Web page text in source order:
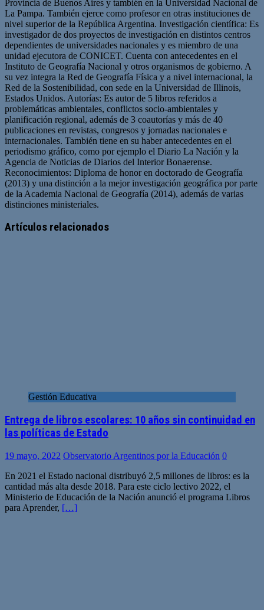
Provincia de Buenos Aires y también en la Universidad Nacional de
La Pampa. También ejerce como profesor en otras instituciones de
nivel superior de la República Argentina. Investigación científica: Es
investigador de dos proyectos de investigación en distintos centros
dependientes de universidades nacionales y es miembro de una
unidad ejecutora de CONICET. Cuenta con antecedentes en el
Instituto de Geografía Nacional y otros organismos de gobierno. A
su vez integra la Red de Geografía Física y a nivel internacional, la
Red de la Sostenibilidad, con sede en la Universidad de Illinois,
Estados Unidos. Autorías: Es autor de 5 libros referidos a
problemáticas ambientales, conflictos socio-ambientales y
planificación regional, además de 3 coautorías y más de 40
publicaciones en revistas, congresos y jornadas nacionales e
internacionales. También tiene en su haber antecedentes en el
periodismo gráfico, como por ejemplo el Diario La Nación y la
Agencia de Noticias de Diarios del Interior Bonaerense.
Reconocimientos: Diploma de honor en doctorado de Geografía
(2013) y una distinción a la mejor investigación geográfica por parte
de la Academia Nacional de Geografía (2014), además de varias
distinciones ministeriales.
Artículos relacionados
Gestión Educativa
Entrega de libros escolares: 10 años sin continuidad en
las políticas de Estado
19 mayo, 2022 Observatorio Argentinos por la Educación 0
En 2021 el Estado nacional distribuyó 2,5 millones de libros: es la
cantidad más alta desde 2018. Para este ciclo lectivo 2022, el
Ministerio de Educación de la Nación anunció el programa Libros
para Aprender, […]